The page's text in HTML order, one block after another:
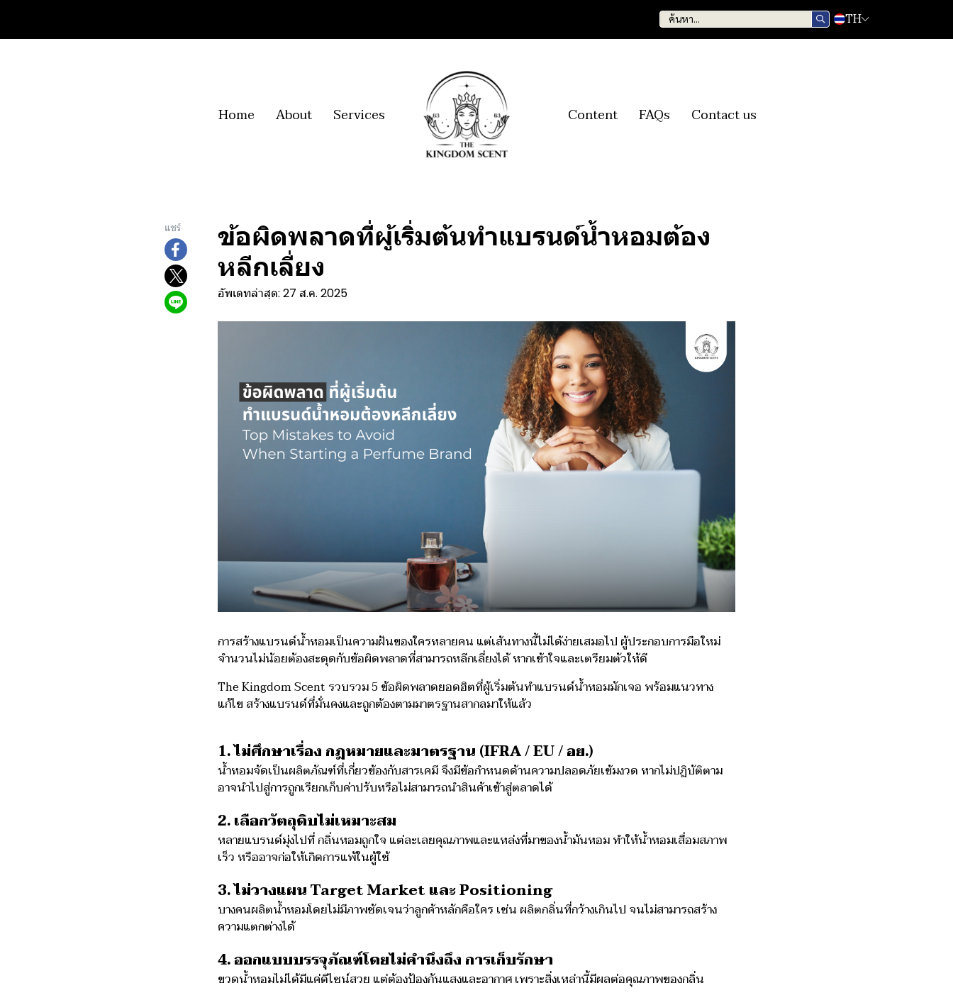
TH
Home About Services Content FAQs Contact us
แชร์
ข้อผิดพลาดที่ผู้เริ่มต้นทำแบรนด์น้ำหอมต้อง
หลีกเลี่ยง
อัพเดทล่าสุด: 27 ส.ค. 2025
การสร้างแบรนด์น้ำหอมเป็นความฝันของใครหลายคน แต่เส้นทางนี้ไม่ได้ง่ายเสมอไป ผู้ประกอบการมือใหม่
จำนวนไม่น้อยต้องสะดุดกับข้อผิดพลาดที่สามารถหลีกเลี่ยงได้ หากเข้าใจและเตรียมตัวให้ดี
The Kingdom Scent รวบรวม 5 ข้อผิดพลาดยอดฮิตที่ผู้เริ่มต้นทำแบรนด์น้ำหอมมักเจอ พร้อมแนวทาง
แก้ไข สร้างแบรนด์ที่มั่นคงและถูกต้องตามมาตรฐานสากลมาให้แล้ว
1. ไม่ศึกษาเรื่อง กฎหมายและมาตรฐาน (IFRA / EU / อย.)
น้ำหอมจัดเป็นผลิตภัณฑ์ที่เกี่ยวข้องกับสารเคมี จึงมีข้อกำหนดด้านความปลอดภัยเข้มงวด หากไม่ปฏิบัติตาม
อาจนำไปสู่การถูกเรียกเก็บค่าปรับหรือไม่สามารถนำสินค้าเข้าสู่ตลาดได้
2. เลือกวัตถุดิบไม่เหมาะสม
หลายแบรนด์มุ่งไปที่ กลิ่นหอมถูกใจ แต่ละเลยคุณภาพและแหล่งที่มาของน้ำมันหอม ทำให้น้ำหอมเสื่อมสภาพ
เร็ว หรืออาจก่อให้เกิดการแพ้ในผู้ใช้
3. ไม่วางแผน Target Market และ Positioning
บางคนผลิตน้ำหอมโดยไม่มีภาพชัดเจนว่าลูกค้าหลักคือใคร เช่น ผลิตกลิ่นที่กว้างเกินไป จนไม่สามารถสร้าง
ความแตกต่างได้
4. ออกแบบบรรจุภัณฑ์โดยไม่คำนึงถึง การเก็บรักษา
ขวดน้ำหอมไม่ได้มีแค่ดีไซน์สวย แต่ต้องป้องกันแสงและอากาศ เพราะสิ่งเหล่านี้มีผลต่อคุณภาพของกลิ่น